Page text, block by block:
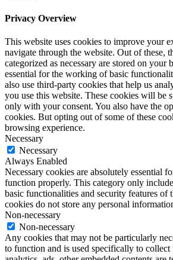
Privacy Overview
This website uses cookies to improve your
navigate through the website. Out of these,
categorized as necessary are stored on your
essential for the working of basic
also use third-party cookies that help us
you use this website. These cookies will be
only with your consent. You also have the
cookies. But opting out of some of these
browsing experience.
Necessary
Necessary
Always Enabled
Necessary cookies are absolutely essential
function properly. This category only
basic functionalities and security features of
cookies do not store any personal
Non-necessary
Non-necessary
Any cookies that may not be particularly
to function and is used specifically to collect